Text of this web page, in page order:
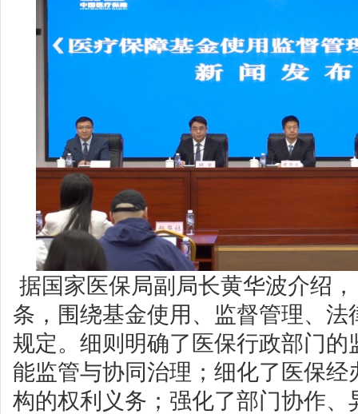
据国家医保局副局长黄华波介绍
条，围绕基金使用、监督管理、
规定。细则明确了医保行政部门
能监管与协同治理；细化了医保
构的权利义务；强化了部门协作